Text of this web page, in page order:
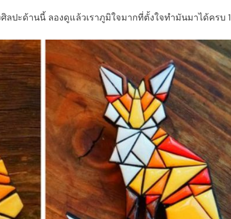
ลปะด้านนี้ ลองดูแล้วเราภูมิใจมากที่ตั้งใจทำมันมาได้ครบ 1